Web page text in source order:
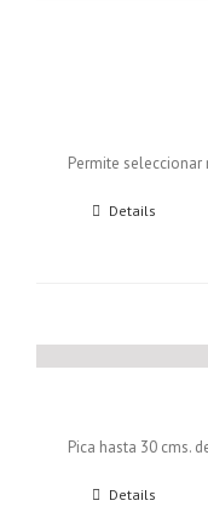
Permite
Details
Pica hasta 30 cms.
Details